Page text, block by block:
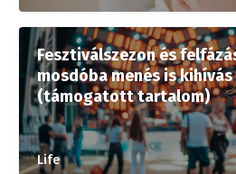
Fesztiválszezon és
mosdóba menés is
(támogatott tartalom)
Life